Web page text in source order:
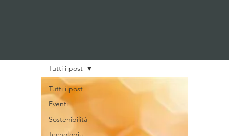
Tutti i post
Eventi
Sostenibilità
Tutti i post